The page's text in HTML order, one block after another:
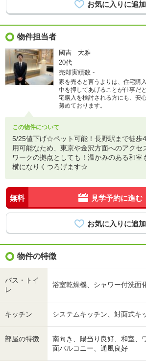
物件担当者
國吉 大雅
20代
売却実績数 -
家を売ると言うよりは、住宅購
中を押してあげることが仕事だ
宅購入を検討される方にも、安
努めております。
この物件について
5/25値下げ☆ペット可能！長野駅まで徒歩
用可能なため、東京や金沢方面へのアク
ワークの拠点としても！温かみのある和室
横になりくつろげます☆
無料 見学予約に進む
物件の特徴
バス・トイ
レ
浴室乾燥機、シャワー付洗面
キッチン システムキッチン、対面式キ
部屋の特徴
南向き、陽当り良好、和室、
面バルコニー、通風良好